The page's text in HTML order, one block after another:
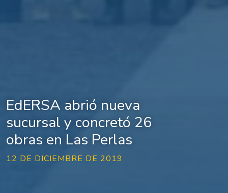
EdERSA abrió nueva
sucursal y concretó 26
obras en Las Perlas
12 DE DICIEMBRE DE 2019